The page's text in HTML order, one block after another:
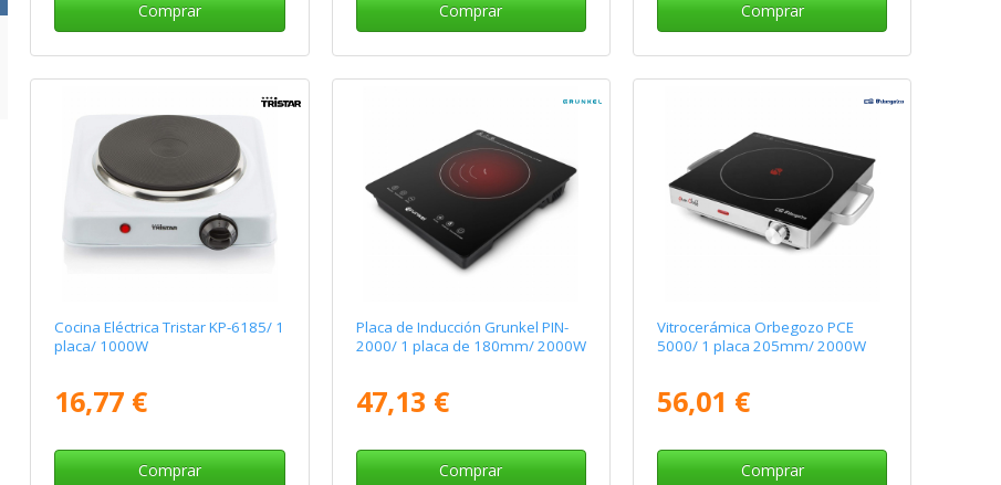
Comprar Comprar Comprar
Cocina Eléctrica Tristar KP-6185/ 1
placa/ 1000W
16,77 €
Comprar
Placa de Inducción Grunkel PIN-
2000/ 1 placa de 180mm/ 2000W
47,13 €
Comprar
Vitrocerámica Orbegozo PCE
5000/ 1 placa 205mm/ 2000W
56,01 €
Comprar